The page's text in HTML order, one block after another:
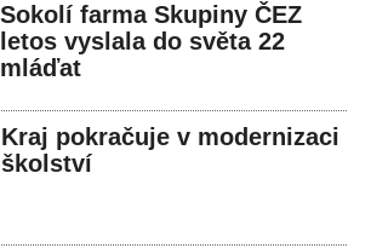
Sokolí farma Skupiny ČEZ
letos vyslala do světa 22
mláďat
Kraj pokračuje v modernizaci
školství